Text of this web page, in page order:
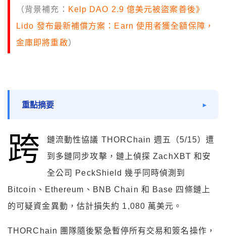
（背景補充： Kelp DAO 2.9 億美元被盜案善後》
Lido 發布最新補償方案：Earn 使用者獲全額保障，
金庫即將重啟）
重點摘要
跨
鏈流動性協議 THORChain 週五（5/15）遭
到多鏈同步攻擊，鏈上偵探 ZachXBT 和安
全公司 PeckShield 幾乎同時偵測到
Bitcoin、Ethereum、BNB Chain 和 Base 四條鏈上
的可疑資金異動，估計損失約 1,080 萬美元。
THORChain 團隊隨後緊急暫停所有交易和簽名操作，